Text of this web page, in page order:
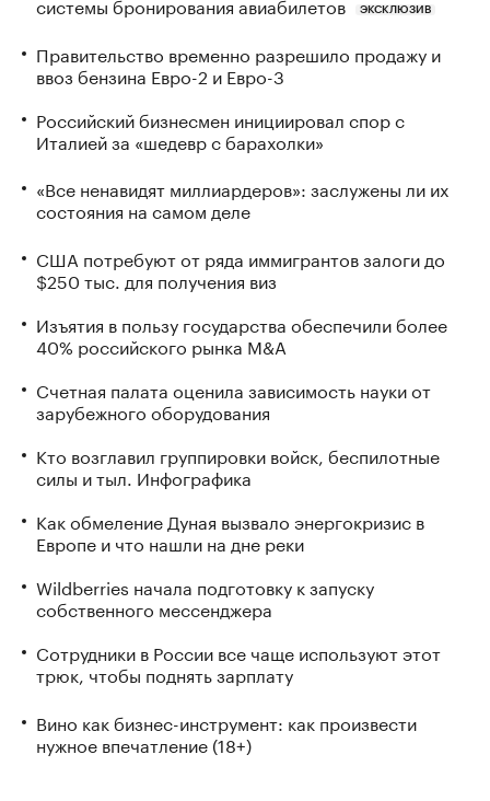
ЭКСКЛЮЗИВ
Правительство временно разрешило продажу и
ввоз бензина Евро-2 и Евро-3
Российский бизнесмен инициировал спор с
Италией за «шедевр с барахолки»
«Все ненавидят миллиардеров»: заслужены ли их
состояния на самом деле
США потребуют от ряда иммигрантов залоги до
$250 тыс. для получения виз
Изъятия в пользу государства обеспечили более
40% российского рынка M&A
Счетная палата оценила зависимость науки от
зарубежного оборудования
Кто возглавил группировки войск, беспилотные
силы и тыл. Инфографика
Как обмеление Дуная вызвало энергокризис в
Европе и что нашли на дне реки
Wildberries начала подготовку к запуску
собственного мессенджера
Сотрудники в России все чаще используют этот
трюк, чтобы поднять зарплату
Вино как бизнес-инструмент: как произвести
нужное впечатление (18+)